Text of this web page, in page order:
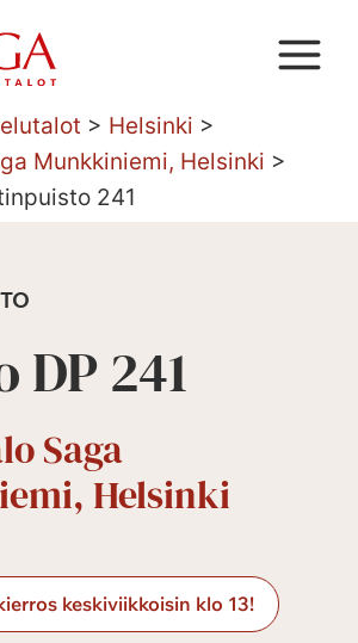
> Helsinki >
Munkkiniemi, Helsinki >
241
DP 241
Saga
Helsinki
keskiviikkoisin klo 13!